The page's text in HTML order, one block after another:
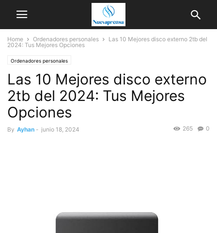
Home Ordenadores personales
Las 10 Mejores disco externo 2tb del
2024: Tus Mejores Opciones
Ordenadores personales
Las 10 Mejores disco externo
2tb del 2024: Tus Mejores
Opciones
By Ayhan - junio 18, 2024 0
265